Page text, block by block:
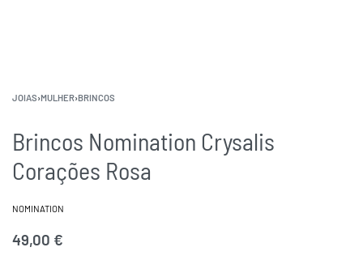
JOIAS›MULHER›BRINCOS
Brincos Nomination Crysalis
Corações Rosa
NOMINATION
49,00 €